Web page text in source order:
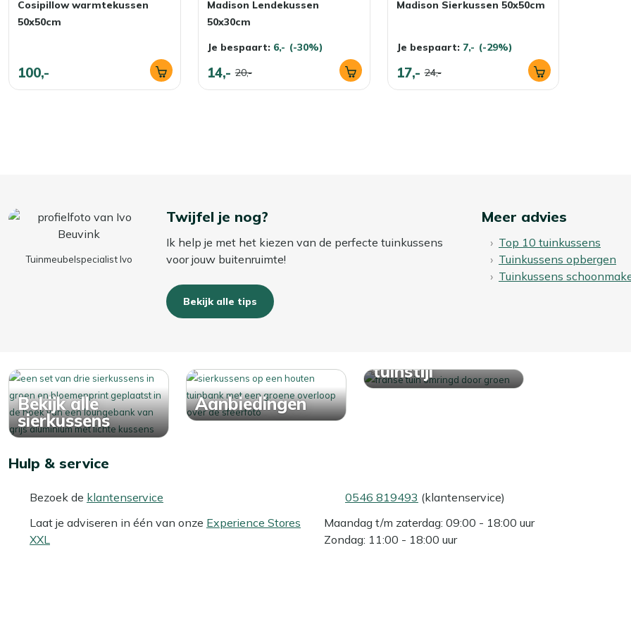
Cosipillow warmtekussen
50x50cm
100,-
Madison Lendekussen
50x30cm
Je bespaart: 6,- (-30%)
14,- 20,-
Madison Sierkussen 50x50cm
Je bespaart: 7,- (-29%)
17,- 24,-
Tuinmeubelspecialist Ivo
Twijfel je nog?
Ik help je met het kiezen van de perfecte tuinkussens
voor jouw buitenruimte!
Bekijk alle tips
Meer advies
Top 10 tuinkussens
Tuinkussens opbergen
Tuinkussens
Bekijk alle
sierkussens
Aanbiedingen
tuinstijl
Hulp & service
Bezoek de klantenservice
Laat je adviseren in één van onze Experience Stores
XXL
0546 819493 (klantenservice)
Maandag t/m zaterdag: 09:00 - 18:00 uur
Zondag: 11:00 - 18:00 uur